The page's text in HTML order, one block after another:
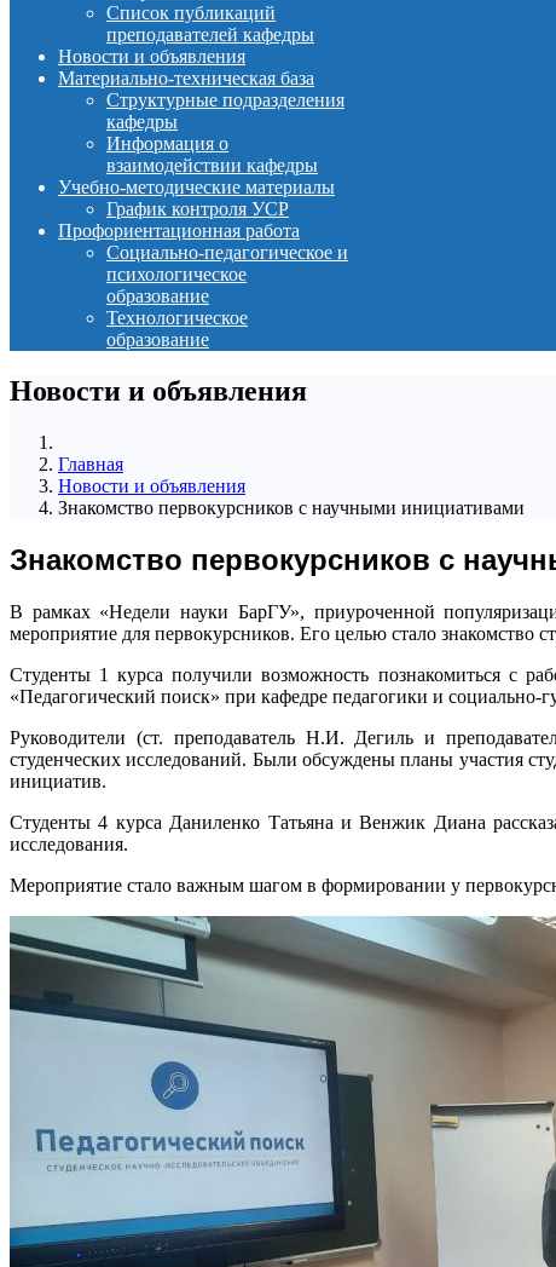
Список публикаций
преподавателей кафедры
Новости и объявления
Материально-техническая база
Структурные подразделения
кафедры
Информация о
взаимодействии кафедры
Учебно-методические материалы
График контроля УСР
Профориентационная работа
Социально-педагогическое и
психологическое
образование
Технологическое
образование
Новости и объявления
Главная
Новости и объявления
Знакомство первокурсников с научными инициативами
Знакомство первокурсников с
В рамках «Недели науки БарГУ», приуроченной
мероприятие для первокурсников. Его целью стало знакомство
Студенты 1 курса получили возможность познакомиться с
«Педагогический поиск» при кафедре педагогики и социально-
Руководители (ст. преподаватель Н.И. Дегиль и
студенческих исследований. Были обсуждены планы участия
инициатив.
Студенты 4 курса Даниленко Татьяна и Венжик Диана
исследования.
Мероприятие стало важным шагом в формировании у